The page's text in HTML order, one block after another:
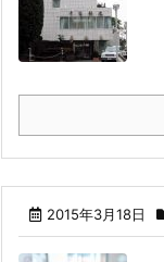
2015年3月18日